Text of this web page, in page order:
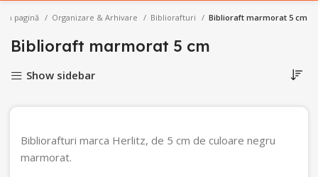
pagină Organizare & Arhivare Bibliorafturi Biblioraft marmorat 5 cm
Biblioraft marmorat 5 cm
Show sidebar
Bibliorafturi marca Herlitz, de 5 cm de culoare negru
marmorat.